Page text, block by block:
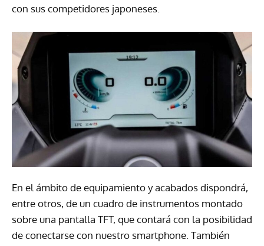
con sus competidores japoneses.
En el ámbito de equipamiento y acabados dispondrá,
entre otros, de un cuadro de instrumentos montado
sobre una pantalla TFT, que contará con la posibilidad
de conectarse con nuestro smartphone. También